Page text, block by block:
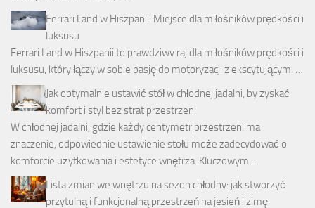
Ferrari Land w Hiszpanii: Miejsce dla miłośników prędkości i
luksusu
Ferrari Land w Hiszpanii to prawdziwy raj dla miłośników prędkości i
luksusu, który łączy w sobie pasję do motoryzacji z ekscytującymi …
Jak optymalnie ustawić stół w chłodnej jadalni, by zyskać
komfort i styl bez strat przestrzeni
W chłodnej jadalni, gdzie każdy centymetr przestrzeni ma
znaczenie, odpowiednie ustawienie stołu może zadecydować o
komforcie użytkowania i estetyce wnętrza. Kluczowym …
Lista zmian we wnętrzu na sezon chłodny: jak stworzyć
przytulną i funkcjonalną przestrzeń na jesień i zimę